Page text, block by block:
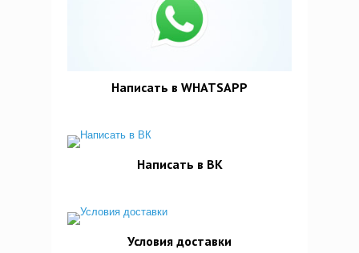
Написать в WHATSAPP
Написать в ВК
Условия доставки